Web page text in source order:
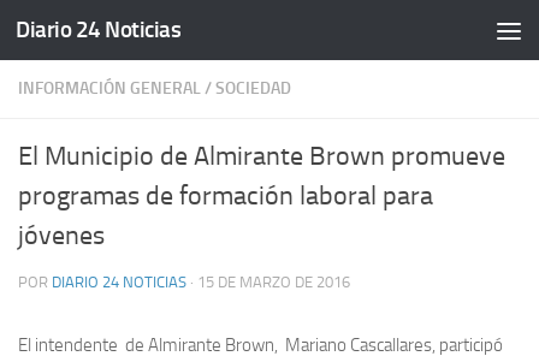
Saltar al contenido
Diario 24 Noticias
INFORMACIÓN GENERAL/SOCIEDAD
El Municipio de Almirante Brown promueve
programas de formación laboral para
jóvenes
POR DIARIO 24 NOTICIAS · 15 DE MARZO DE 2016
El intendente de Almirante Brown, Mariano Cascallares, participó